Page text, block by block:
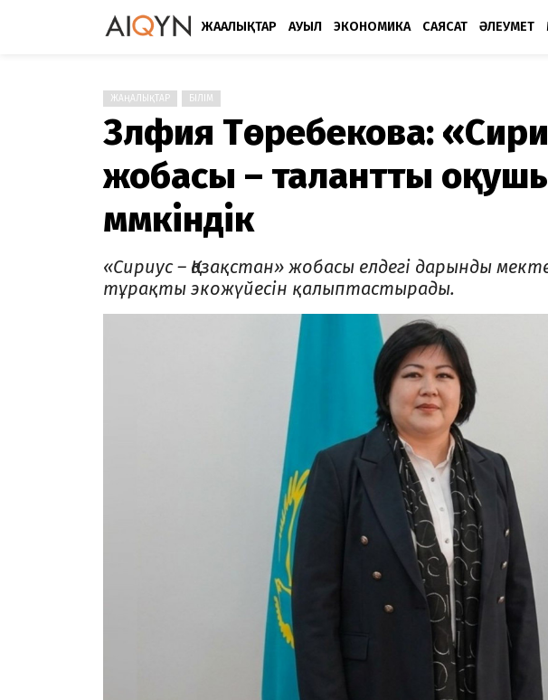
ЖАҢАЛЫҚТАР АУЫЛ ЭКОНОМИКА САЯСАТ ӘЛЕУМЕТ
ЖАҢАЛЫҚТАР БІЛІМ
Зүлфия Төребекова:
жобасы – талантты
мүмкіндік
«Сириус – Қазақстан» жобасы елдегі дарынды
тұрақты экожүйесін қалыптастырады.